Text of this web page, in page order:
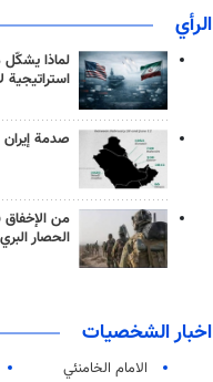
الرأي
لماذا
استراتيجية
صدمة إيران
من
الحصار
اخبار الشخصيات
الامام الخامنئي